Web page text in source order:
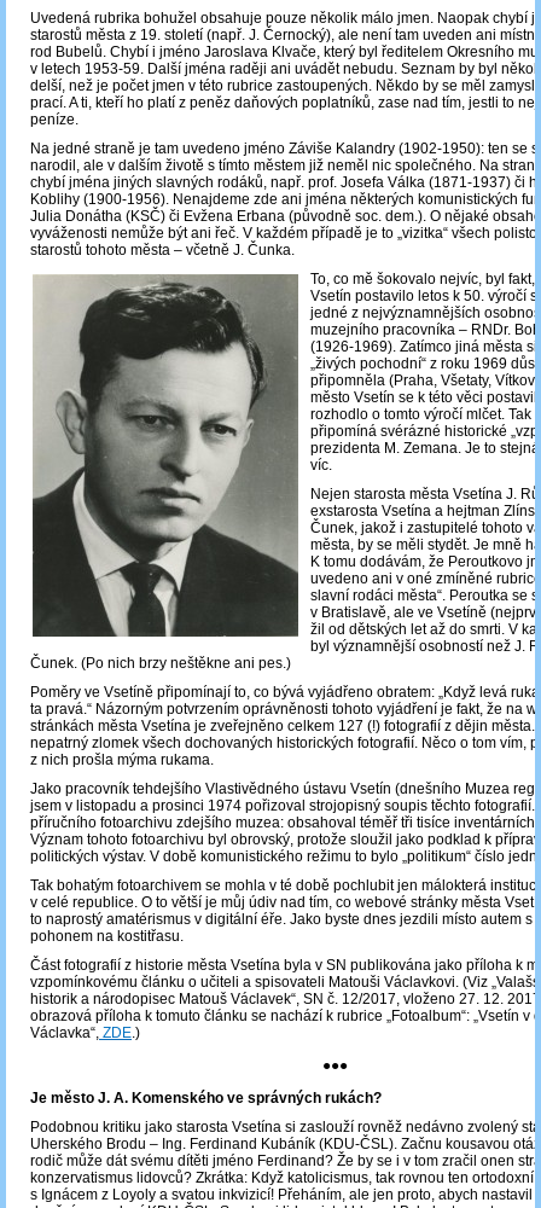
Uvedená rubrika bohužel obsahuje pouze několik málo jmen. Naopak chybí
starostů města z 19. století (např. J. Černocký), ale není tam uveden ani
rod Bubelů. Chybí i jméno Jaroslava Klvače, který byl ředitelem Okresního
v letech 1953-59. Další jména raději ani uvádět nebudu. Seznam by byl
delší, než je počet jmen v této rubrice zastoupených. Někdo by se měl
prací. A ti, kteří ho platí z peněz daňových poplatníků, zase nad tím, jestli to
peníze.
Na jedné straně je tam uvedeno jméno Záviše Kalandry (1902-1950): ten se
narodil, ale v dalším životě s tímto městem již neměl nic společného. Na
chybí jména jiných slavných rodáků, např. prof. Josefa Válka (1871-1937) či
Koblihy (1900-1956). Nenajdeme zde ani jména některých komunistických
Julia Donátha (KSČ) či Evžena Erbana (původně soc. dem.). O nějaké
vyváženosti nemůže být ani řeč. V každém případě je to „vizitka“ všech
starostů tohoto města – včetně J. Čunka.
To, co mě šokovalo nejvíc, byl fakt,
Vsetín postavilo letos k 50. výročí
jedné z nejvýznamnějších
muzejního pracovníka – RNDr.
(1926-1969). Zatímco jiná města si
„živých pochodní“ z roku 1969
připomněla (Praha, Všetaty,
město Vsetín se k této věci
rozhodlo o tomto výročí mlčet. Tak
připomíná svérázné historické
prezidenta M. Zemana. Je to
víc.
Nejen starosta města Vsetína J.
exstarosta Vsetína a hejtman
Čunek, jakož i zastupitelé tohoto
města, by se měli stydět. Je mně
K tomu dodávám, že Peroutkovo
uvedeno ani v oné zmíněné
slavní rodáci města“. Peroutka se
v Bratislavě, ale ve Vsetíně
žil od dětských let až do smrti. V
byl významnější osobností než J.
Čunek. (Po nich brzy neštěkne ani pes.)
Poměry ve Vsetíně připomínají to, co bývá vyjádřeno obratem: „Když levá
ta pravá.“ Názorným potvrzením oprávněnosti tohoto vyjádření je fakt, že na
stránkách města Vsetína je zveřejněno celkem 127 (!) fotografií z dějin města.
nepatrný zlomek všech dochovaných historických fotografií. Něco o tom vím,
z nich prošla mýma rukama.
Jako pracovník tehdejšího Vlastivědného ústavu Vsetín (dnešního Muzea
jsem v listopadu a prosinci 1974 pořizoval strojopisný soupis těchto fotografií.
příručního fotoarchivu zdejšího muzea: obsahoval téměř tři tisíce inventárních
Význam tohoto fotoarchivu byl obrovský, protože sloužil jako podklad k
politických výstav. V době komunistického režimu to bylo „politikum“ číslo
Tak bohatým fotoarchivem se mohla v té době pochlubit jen málokterá
v celé republice. O to větší je můj údiv nad tím, co webové stránky města
to naprostý amatérismus v digitální éře. Jako byste dnes jezdili místo autem s
pohonem na kostitřasu.
Část fotografií z historie města Vsetína byla v SN publikována jako příloha k
vzpomínkovému článku o učiteli a spisovateli Matouši Václavkovi. (Viz
historik a národopisec Matouš Václavek“, SN č. 12/2017, vloženo 27. 12.
obrazová příloha k tomuto článku se nachází k rubrice „Fotoalbum“: „Vsetín v
Václavka“, ZDE.)
●●●
Je město J. A. Komenského ve správných rukách?
Podobnou kritiku jako starosta Vsetína si zaslouží rovněž nedávno zvolený
Uherského Brodu – Ing. Ferdinand Kubáník (KDU-ČSL). Začnu kousavou
rodič může dát svému dítěti jméno Ferdinand? Že by se i v tom zračil onen
konzervatismus lidovců? Zkrátka: Když katolicismus, tak rovnou ten
s Ignácem z Loyoly a svatou inkvizicí! Přeháním, ale jen proto, abych nastavil